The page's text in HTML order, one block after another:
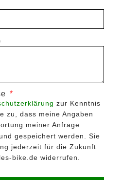
zur Kenntnis
zu, dass meine Angaben
meiner Anfrage
gespeichert werden. Sie
jederzeit für die Zukunft
bike.de widerrufen.